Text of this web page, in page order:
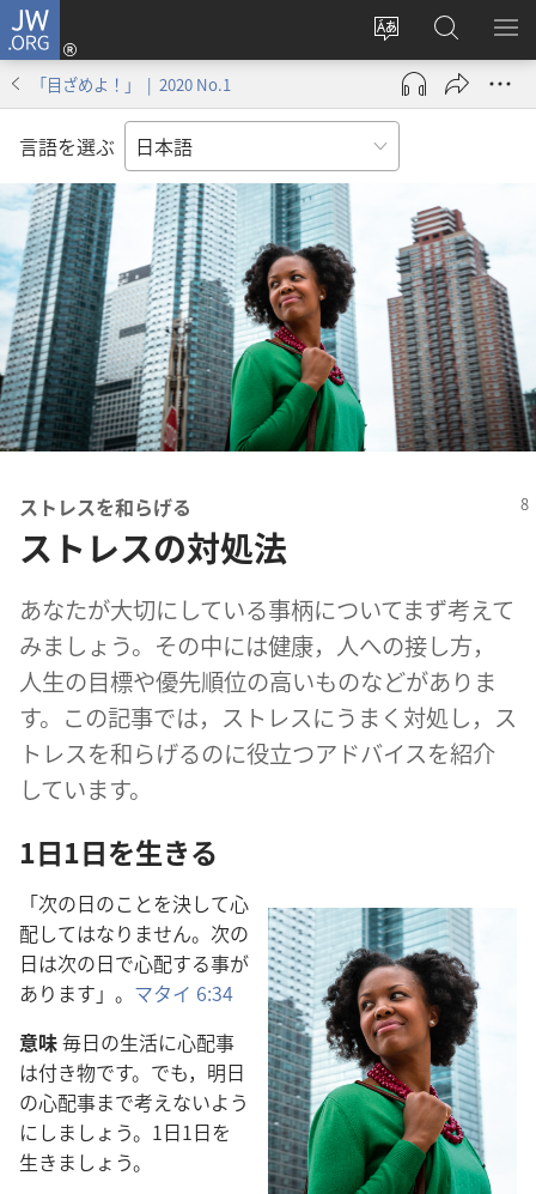
JW.ORG
サ
イ
ト
の
言
変
え
る
ロ
グ
ン
し
く）
JW.ORG
の
検
メ
を
「目ざめよ！」 | 2020 No.1
言語を選ぶ
ストレスを和らげる
ストレスの対処法
あなたが大切にしている事柄についてまず考えて
みましょう。その中には健康，人への接し方，
人生の目標や優先順位の高いものなどがありま
す。この記事では，ストレスにうまく対処し，ス
トレスを和らげるのに役立つアドバイスを紹介
しています。
1日1日を生きる
「次の日のことを決して心
配してはなりません。次の
日は次の日で心配する事が
あります」。 マタイ 6:34
意味毎日の生活に心配事
は付き物です。でも，明日
の心配事まで考えないよう
にしましょう。1日1日を
生きましょう。